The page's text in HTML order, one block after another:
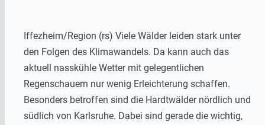
Iffezheim/Region (rs) Viele Wälder leiden stark unter
den Folgen des Klimawandels. Da kann auch das
aktuell nasskühle Wetter mit gelegentlichen
Regenschauern nur wenig Erleichterung schaffen.
Besonders betroffen sind die Hardtwälder nördlich und
südlich von Karlsruhe. Dabei sind gerade die wichtig,